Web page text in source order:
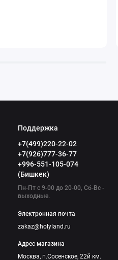
Поддержка
+7(499)220-22-02
+7(926)777-36-77
+996-551-105-074
(Бишкек)
Пн-Пт с 9-00 до 20-00, Сб-Вс -
выходные.
Электронная почта
zakaz@holyland.ru
Адрес магазина
Москва, п.Сосенское, 22й км.